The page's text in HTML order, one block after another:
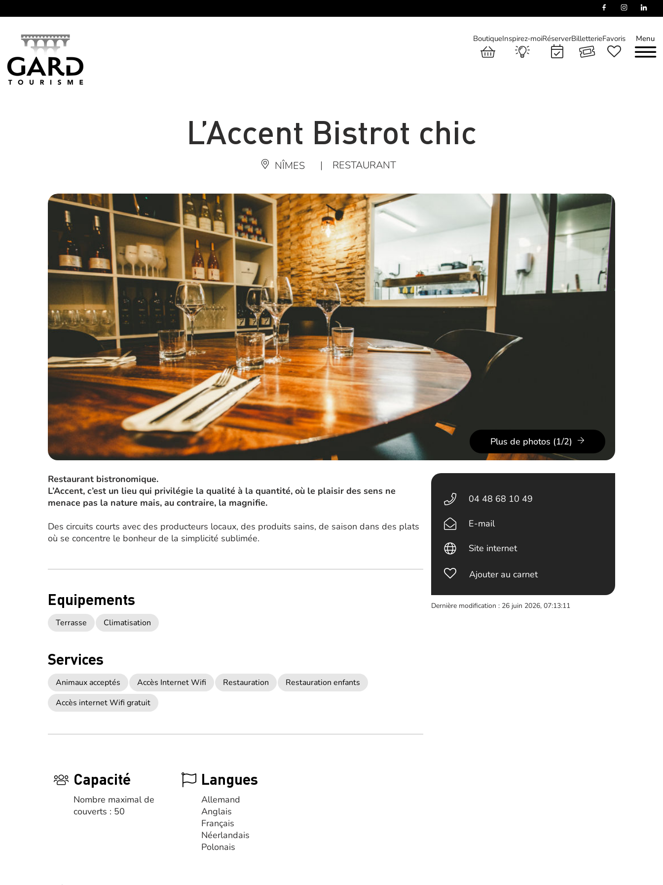
Menu
BoutiqueInspirez-moiRéserverBilletterieFavoris
L’Accent Bistrot chic
NÎMES | RESTAURANT
Plus de photos (1/2)
Restaurant bistronomique.
L’Accent, c’est un lieu qui privilégie la qualité à la quantité, où le plaisir des sens ne
menace pas la nature mais, au contraire, la magnifie.
Des circuits courts avec des producteurs locaux, des produits sains, de saison dans des plats
où se concentre le bonheur de la simplicité sublimée.
Equipements
Terrasse Climatisation
Services
Animaux acceptés Accès Internet Wifi Restauration
Restauration enfants
Accès internet Wifi gratuit
Capacité
Nombre maximal de
couverts : 50
Langues
Allemand
Anglais
Français
Néerlandais
Polonais
04 48 68 10 49
E-mail
Site internet
Ajouter au carnet
Dernière modification : 26 juin 2026, 07:13:11